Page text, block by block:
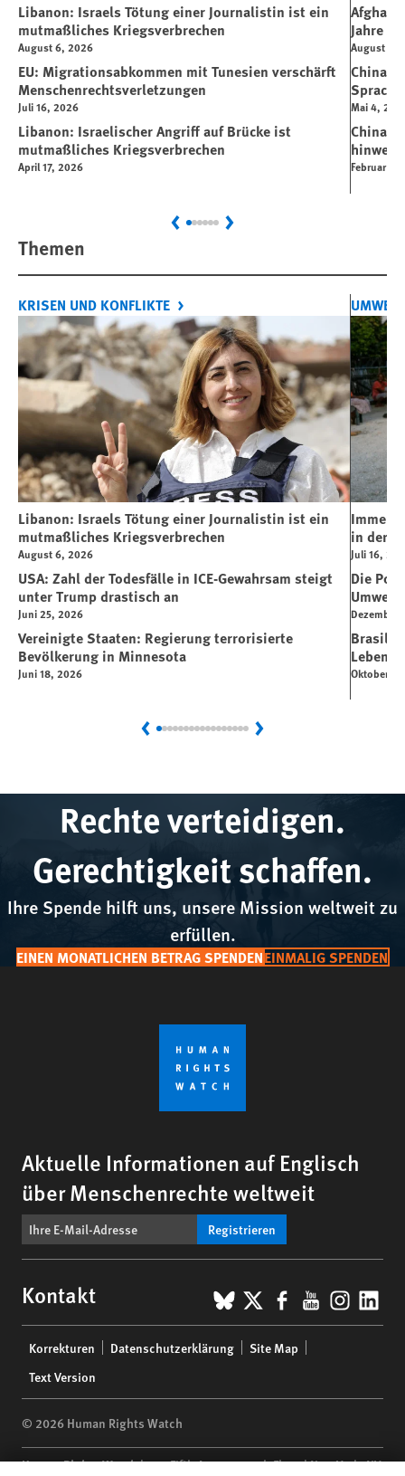
Libanon: Israels Tötung einer Journalistin ist ein
mutmaßliches Kriegsverbrechen
August 6, 2026
EU: Migrationsabkommen mit Tunesien verschärft
Menschenrechtsverletzungen
Juli 16, 2026
Libanon: Israelischer Angriff auf Brücke ist
mutmaßliches Kriegsverbrechen
April 17, 2026
Jahre
August 3,
China:
Mai 4,
China:
hinweg
Februar 4,
PreviousNext
Themen
KRISEN UND KONFLIKTE
Libanon: Israels Tötung einer Journalistin ist ein
mutmaßliches Kriegsverbrechen
August 6, 2026
USA: Zahl der Todesfälle in ICE-Gewahrsam steigt
unter Trump drastisch an
Juni 25, 2026
Vereinigte Staaten: Regierung terrorisierte
Bevölkerung in Minnesota
Juni 18, 2026
in der
Juli 16,
Die
Umwelt
Dezember
Oktober
Previous Next
Rechte verteidigen.
Gerechtigkeit schaffen.
Ihre Spende hilft uns, unsere Mission weltweit zu
erfüllen.
EINEN MONATLICHEN BETRAG SPENDENEINMALIG SPENDEN
Aktuelle Informationen auf Englisch
über Menschenrechte weltweit
Registrieren
Kontakt BlueSky
X Facebook
YouTube
menu
Korrekturen Datenschutzerklärung
Site Map
Text Version
© 2026 Human Rights Watch
Human Rights Watch| 350 Fifth Avenue, 34th Floor | New York,NY